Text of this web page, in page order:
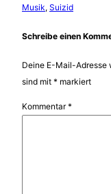
Musik, Suizid
Schreibe einen
Deine E-Mail-
sind mit * markiert
Kommentar*